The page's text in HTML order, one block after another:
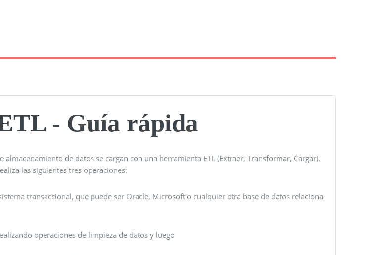
- Guía rápida
almacenamiento de datos se cargan con una herramienta ETL (Extraer, Transformar, Cargar).
las siguientes tres operaciones:
transaccional, que puede ser Oracle, Microsoft o cualquier otra base de datos relaciona
operaciones de limpieza de datos y luego